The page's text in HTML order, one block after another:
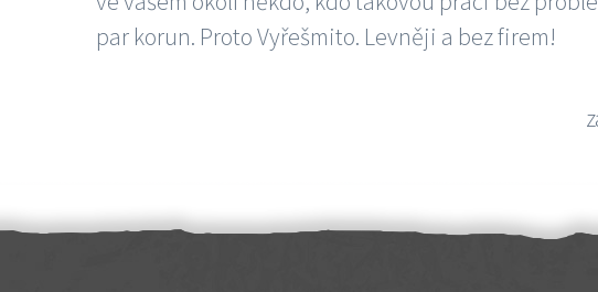
par korun. Proto Vyřešmito. Levněji a bez firem!